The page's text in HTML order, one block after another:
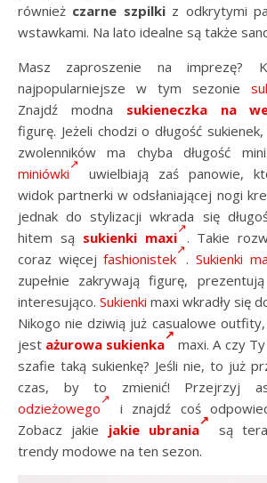
również czarne szpilkiz odkrytymi
wstawkami. Na lato idealne są także
Masz zaproszenie na imprezę?
najpopularniejsze w tym sezonie
Znajdź modna sukieneczka na
figurę. Jeżeli chodzi o długość
zwolenników ma chyba długość
miniówki
uwielbiają zaś panowie,
widok partnerki w odsłaniającej nogi
jednak do stylizacji wkrada się
hitem są sukienki maxi
. Takie
coraz więcejfashionistek .Sukienki
zupełnie zakrywają figurę,
interesująco. Sukienki maxi wkradły się
Nikogo nie dziwią już casualowe
jest ażurowa sukienka
maxi. A czy
szafie taką sukienkę? Jeśli nie, to już
czas, by to zmienić! Przejrzyj
odzieżowego
i znajdź coś
Zobacz jakie jakie ubrania
są
trendy modowe na ten sezon.